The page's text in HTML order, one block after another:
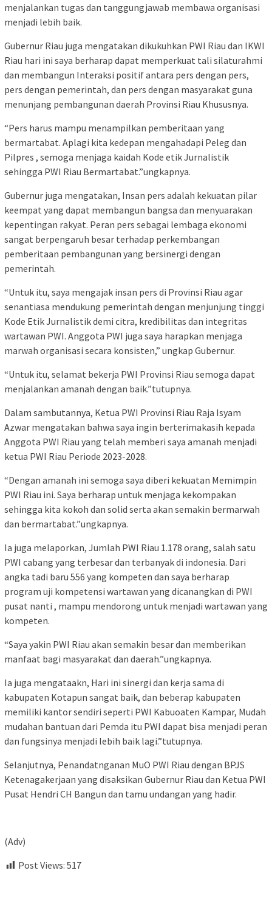
menjalankan tugas dan tanggungjawab membawa organisasi
menjadi lebih baik.
Gubernur Riau juga mengatakan dikukuhkan PWI Riau dan IKWI
Riau hari ini saya berharap dapat memperkuat tali silaturahmi
dan membangun Interaksi positif antara pers dengan pers,
pers dengan pemerintah, dan pers dengan masyarakat guna
menunjang pembangunan daerah Provinsi Riau Khususnya.
“Pers harus mampu menampilkan pemberitaan yang
bermartabat. Aplagi kita kedepan mengahadapi Peleg dan
Pilpres , semoga menjaga kaidah Kode etik Jurnalistik
sehingga PWI Riau Bermartabat.”ungkapnya.
Gubernur juga mengatakan, Insan pers adalah kekuatan pilar
keempat yang dapat membangun bangsa dan menyuarakan
kepentingan rakyat. Peran pers sebagai lembaga ekonomi
sangat berpengaruh besar terhadap perkembangan
pemberitaan pembangunan yang bersinergi dengan
pemerintah.
“Untuk itu, saya mengajak insan pers di Provinsi Riau agar
senantiasa mendukung pemerintah dengan menjunjung tinggi
Kode Etik Jurnalistik demi citra, kredibilitas dan integritas
wartawan PWI. Anggota PWI juga saya harapkan menjaga
marwah organisasi secara konsisten,” ungkap Gubernur.
“Untuk itu, selamat bekerja PWI Provinsi Riau semoga dapat
menjalankan amanah dengan baik.”tutupnya.
Dalam sambutannya, Ketua PWI Provinsi Riau Raja Isyam
Azwar mengatakan bahwa saya ingin berterimakasih kepada
Anggota PWI Riau yang telah memberi saya amanah menjadi
ketua PWI Riau Periode 2023-2028.
“Dengan amanah ini semoga saya diberi kekuatan Memimpin
PWI Riau ini. Saya berharap untuk menjaga kekompakan
sehingga kita kokoh dan solid serta akan semakin bermarwah
dan bermartabat.”ungkapnya.
Ia juga melaporkan, Jumlah PWI Riau 1.178 orang, salah satu
PWI cabang yang terbesar dan terbanyak di indonesia. Dari
angka tadi baru 556 yang kompeten dan saya berharap
program uji kompetensi wartawan yang dicanangkan di PWI
pusat nanti , mampu mendorong untuk menjadi wartawan yang
kompeten.
“Saya yakin PWI Riau akan semakin besar dan memberikan
manfaat bagi masyarakat dan daerah.”ungkapnya.
Ia juga mengataakn, Hari ini sinergi dan kerja sama di
kabupaten Kotapun sangat baik, dan beberap kabupaten
memiliki kantor sendiri seperti PWI Kabuoaten Kampar, Mudah
mudahan bantuan dari Pemda itu PWI dapat bisa menjadi peran
dan fungsinya menjadi lebih baik lagi.”tutupnya.
Selanjutnya, Penandatnganan MuO PWI Riau dengan BPJS
Ketenagakerjaan yang disaksikan Gubernur Riau dan Ketua PWI
Pusat Hendri CH Bangun dan tamu undangan yang hadir.
(Adv)
Post Views: 517